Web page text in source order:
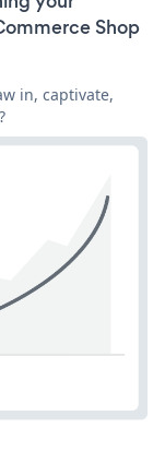
Shop
in, captivate,